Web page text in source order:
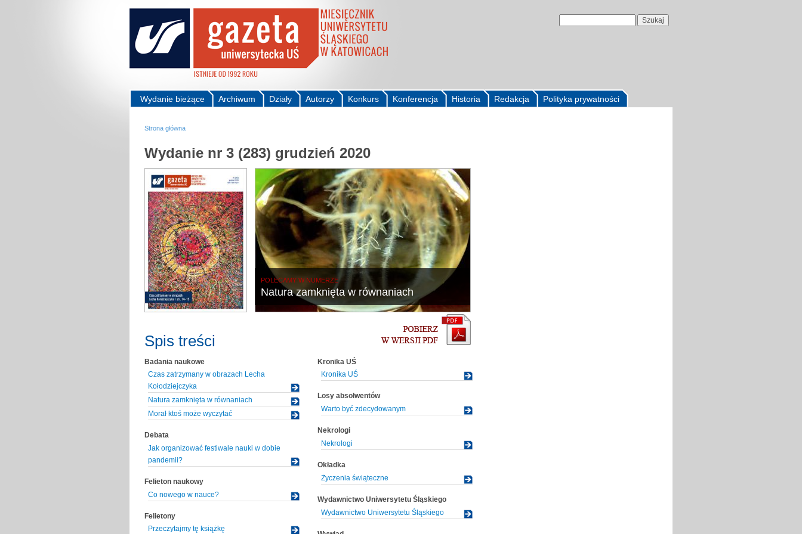
Polityka prywatności
Redakcja
Historia
Konferencja
Konkurs
Autorzy
Działy
Archiwum
Wydanie bieżące
Strona główna
Wydanie nr 3 (283) grudzień 2020
POLECAMY W NUMERZE
Natura zamknięta w równaniach
Spis treści
Badania naukowe
Czas zatrzymany w obrazach Lecha
Kołodziejczyka
Natura zamknięta w równaniach
Morał ktoś może wyczytać
Debata
Jak organizować festiwale nauki w dobie
pandemii?
Felieton naukowy
Co nowego w nauce?
Felietony
Przeczytajmy tę książkę
Kronika UŚ
Kronika UŚ
Losy absolwentów
Warto być zdecydowanym
Nekrologi
Nekrologi
Okładka
Życzenia świąteczne
Wydawnictwo Uniwersytetu Śląskiego
Wydawnictwo Uniwersytetu Śląskiego